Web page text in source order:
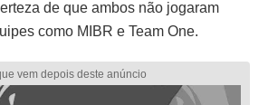
de que ambos não jogaram
como MIBR e Team One.